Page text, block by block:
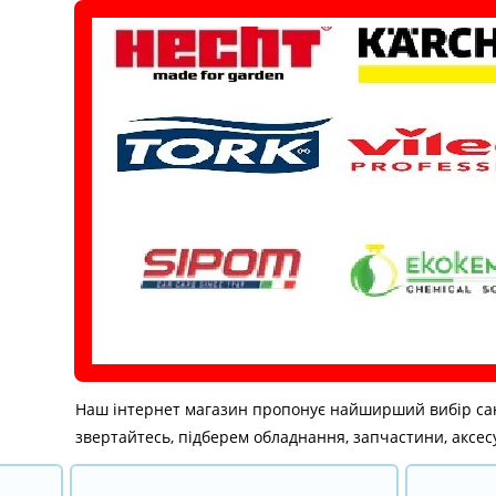
Наш інтернет магазин пропонує найширший вибір
звертайтесь, підберем обладнання, запчастини,